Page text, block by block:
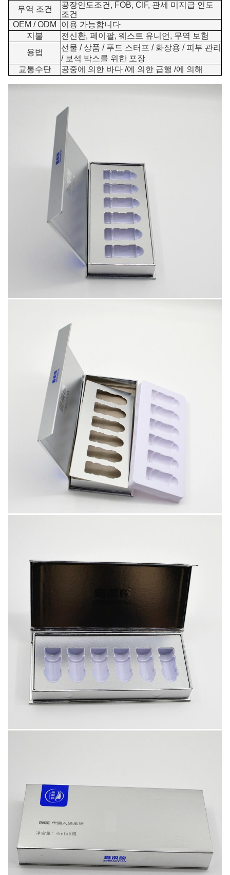
무역 조건
공장인도조건, FOB, CIF, 관세 미지급 인도
조건
OEM / ODM
이용 가능합니다
지불
전신환, 페이팔, 웨스트 유니언, 무역 보험
용법
선물 / 상품 / 푸드 스터프 / 화장용 / 피부 관리
/ 보석 박스를 위한 포장
교통수단
공중에 의한 바다 /에 의한 급행 /에 의해